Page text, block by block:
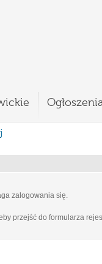
zalogowania się.
przejść do formularza